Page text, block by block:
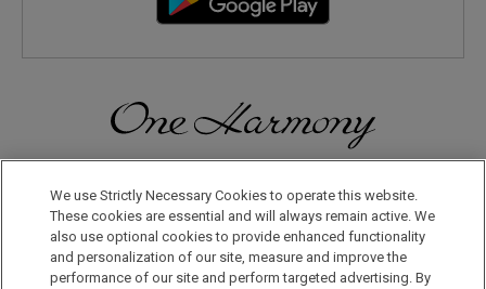
로 등록하시면 다양한 혜택을 누리실 수 있습니다.
회원 가입은 이곳으로
We use Strictly Necessary Cookies to operate this website.
These cookies are essential and will always remain active. We
also use optional cookies to provide enhanced functionality
and personalization of our site, measure and improve the
performance of our site and perform targeted advertising. By